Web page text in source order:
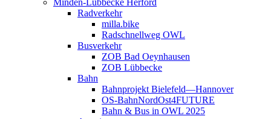
Minden-Lübbecke Herford
Radverkehr
milla.bike
Radschnellweg OWL
Busverkehr
ZOB Bad Oeynhausen
ZOB Lübbecke
Bahn
Bahnprojekt Bielefeld—Hannover
OS-BahnNordOst4FUTURE
Bahn & Bus in OWL 2025